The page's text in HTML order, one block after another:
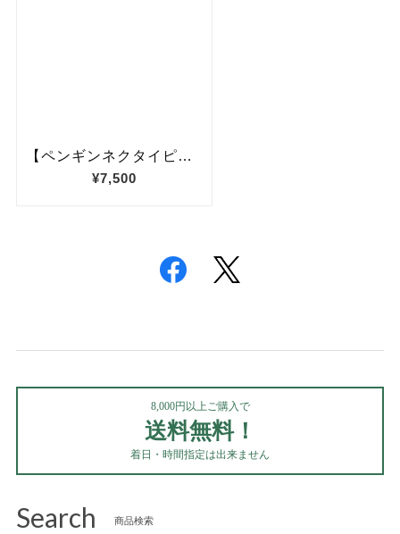
8,000円以上ご購入で
送料無料！
着日・時間指定は出来ません
Search 商品検索